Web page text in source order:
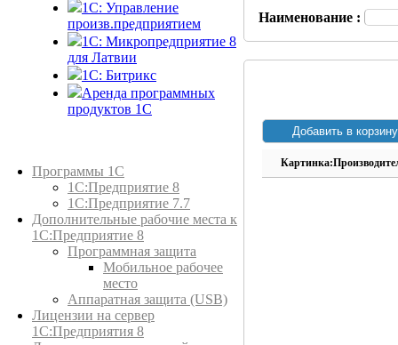
1C: Управление
произв.предприятием
1С: Микропредприятие 8
для Латвии
1C: Битрикс
Аренда программных
продуктов 1С
Программы 1С
1С:Предприятие 8
1С:Предприятие 7.7
Дополнительные рабочие места к
1С:Предприятие 8
Программная защита
Мобильное рабочее
место
Аппаратная защита (USB)
Лицензии на сервер
1С:Предприятия 8
Наименование :
Картинка: